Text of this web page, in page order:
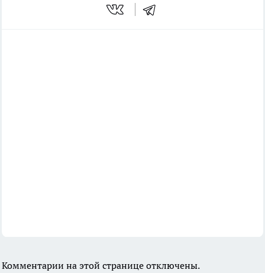
Комментарии на этой странице отключены.